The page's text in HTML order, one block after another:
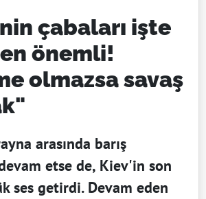
çabaları işte
önemli!
olmazsa savaş
arasında barış
etse de, Kiev'in son
ses getirdi. Devam eden